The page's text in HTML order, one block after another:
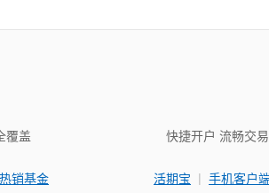
覆盖
热销基金
快捷开户 流畅交易
活期宝 | 手机客户